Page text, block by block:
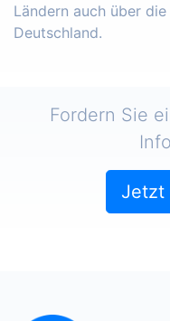
Ländern auch über
Deutschland.
Fordern Sie
Jetzt